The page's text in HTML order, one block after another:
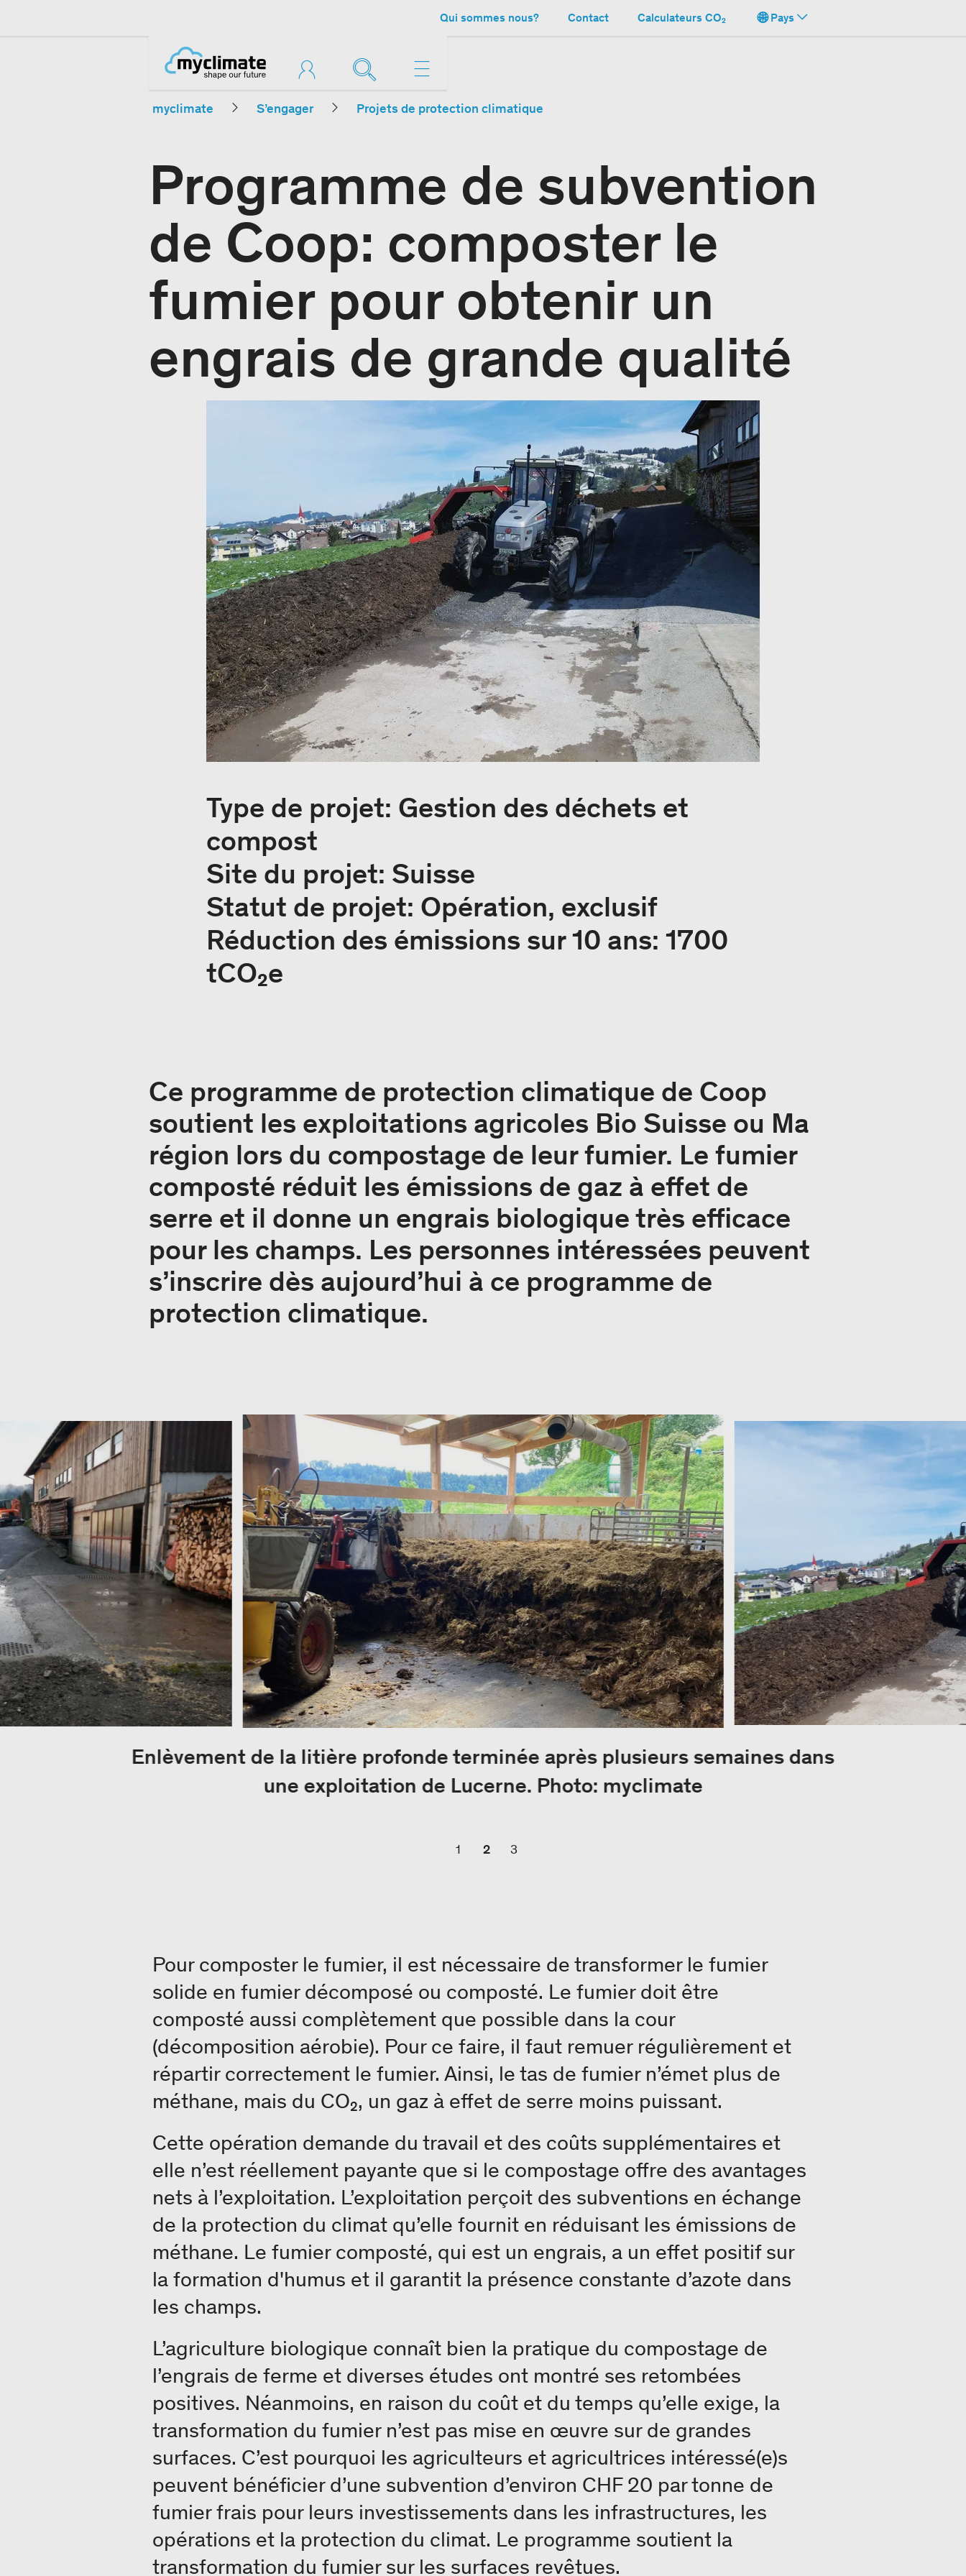
Qui sommes nous? Contact Calculateurs CO₂ Pays
myclimate S’engager Projets de protection climatique
Programme de subvention
de Coop: composter le
fumier pour obtenir un
engrais de grande qualité
Type de projet: Gestion des déchets et
compost
Site du projet: Suisse
Statut de projet: Opération, exclusif
Réduction des émissions sur 10 ans: 1700
tCO₂e
Ce programme de protection climatique de Coop
soutient les exploitations agricoles Bio Suisse ou Ma
région lors du compostage de leur fumier. Le fumier
composté réduit les émissions de gaz à effet de
serre et il donne un engrais biologique très efficace
pour les champs. Les personnes intéressées peuvent
s’inscrire dès aujourd’hui à ce programme de
protection climatique.
Enlèvement de la litière profonde terminée après plusieurs semaines dans
une exploitation de Lucerne. Photo: myclimate
1 2 3
Pour composter le fumier, il est nécessaire de transformer le fumier
solide en fumier décomposé ou composté. Le fumier doit être
composté aussi complètement que possible dans la cour
(décomposition aérobie). Pour ce faire, il faut remuer régulièrement et
répartir correctement le fumier. Ainsi, le tas de fumier n’émet plus de
méthane, mais du CO₂, un gaz à effet de serre moins puissant.
Cette opération demande du travail et des coûts supplémentaires et
elle n’est réellement payante que si le compostage offre des avantages
nets à l’exploitation. L’exploitation perçoit des subventions en échange
de la protection du climat qu’elle fournit en réduisant les émissions de
méthane. Le fumier composté, qui est un engrais, a un effet positif sur
la formation d'humus et il garantit la présence constante d’azote dans
les champs.
L’agriculture biologique connaît bien la pratique du compostage de
l’engrais de ferme et diverses études ont montré ses retombées
positives. Néanmoins, en raison du coût et du temps qu’elle exige, la
transformation du fumier n’est pas mise en œuvre sur de grandes
surfaces. C’est pourquoi les agriculteurs et agricultrices intéressé(e)s
peuvent bénéficier d’une subvention d’environ CHF 20 par tonne de
fumier frais pour leurs investissements dans les infrastructures, les
opérations et la protection du climat. Le programme soutient la
transformation du fumier sur les surfaces revêtues.